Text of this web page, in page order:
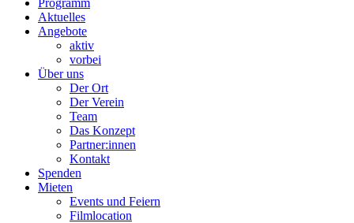
Programm
Aktuelles
Angebote
aktiv
vorbei
Über uns
Der Ort
Der Verein
Team
Das Konzept
Partner:innen
Kontakt
Spenden
Mieten
Events und Feiern
Filmlocation